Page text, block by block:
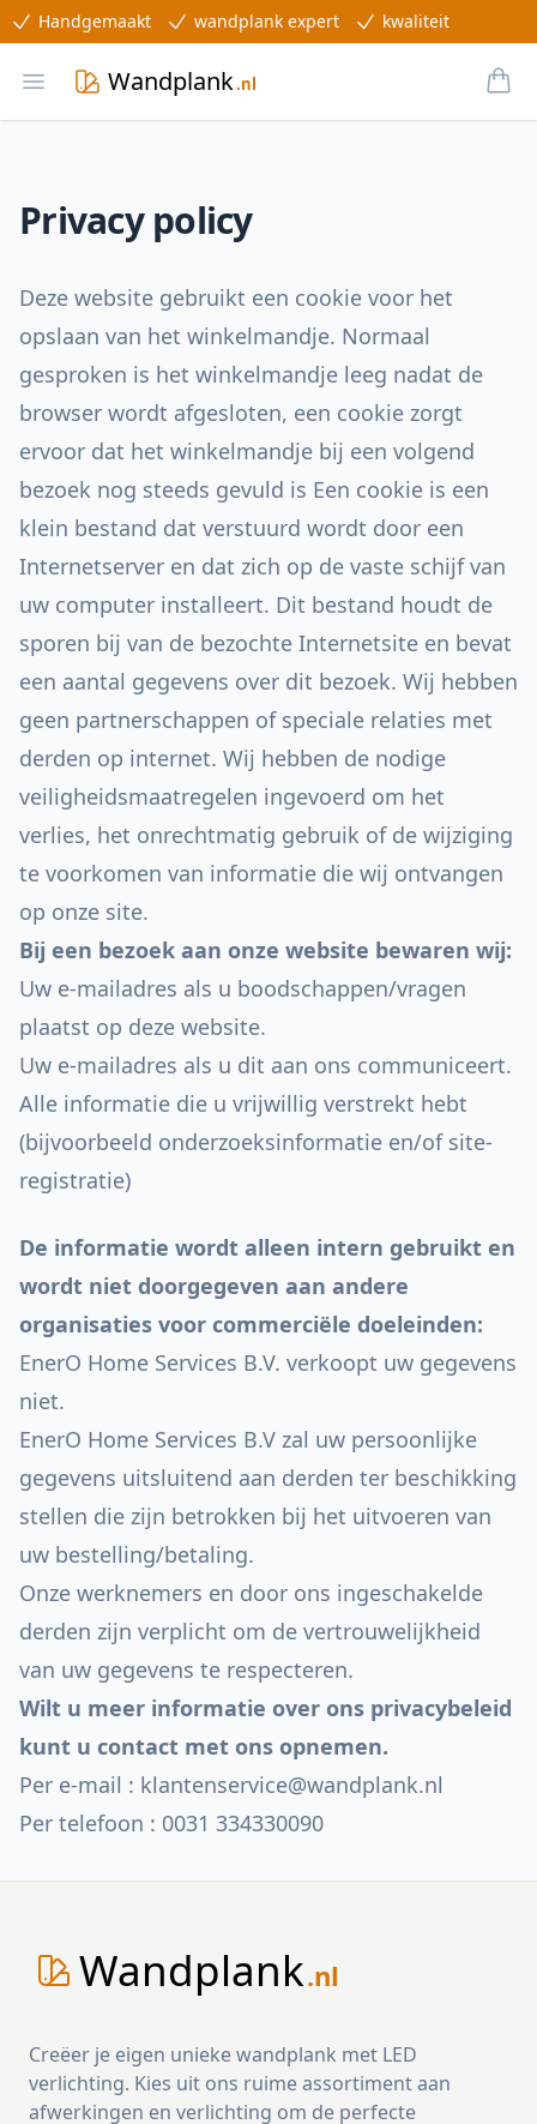
Handgemaakt wandplank expert kwaliteit
Open main menu
Wandplank.nl
Privacy policy
Deze website gebruikt een cookie voor het
opslaan van het winkelmandje. Normaal
gesproken is het winkelmandje leeg nadat de
browser wordt afgesloten, een cookie zorgt
ervoor dat het winkelmandje bij een volgend
bezoek nog steeds gevuld is Een cookie is een
klein bestand dat verstuurd wordt door een
Internetserver en dat zich op de vaste schijf van
uw computer installeert. Dit bestand houdt de
sporen bij van de bezochte Internetsite en bevat
een aantal gegevens over dit bezoek. Wij hebben
geen partnerschappen of speciale relaties met
derden op internet. Wij hebben de nodige
veiligheidsmaatregelen ingevoerd om het
verlies, het onrechtmatig gebruik of de wijziging
te voorkomen van informatie die wij ontvangen
op onze site.
Bij een bezoek aan onze website bewaren wij:
Uw e-mailadres als u boodschappen/vragen
plaatst op deze website.
Uw e-mailadres als u dit aan ons communiceert.
Alle informatie die u vrijwillig verstrekt hebt
(bijvoorbeeld onderzoeksinformatie en/of site-
registratie)
De informatie wordt alleen intern gebruikt en
wordt niet doorgegeven aan andere
organisaties voor commerciële doeleinden:
EnerO Home Services B.V. verkoopt uw gegevens
niet.
EnerO Home Services B.V zal uw persoonlijke
gegevens uitsluitend aan derden ter beschikking
stellen die zijn betrokken bij het uitvoeren van
uw bestelling/betaling.
Onze werknemers en door ons ingeschakelde
derden zijn verplicht om de vertrouwelijkheid
van uw gegevens te respecteren.
Wilt u meer informatie over ons privacybeleid
kunt u contact met ons opnemen.
Per e-mail : klantenservice@wandplank.nl
Per telefoon : 0031 334330090
Wandplank.nl
Creëer je eigen unieke wandplank met LED
verlichting. Kies uit ons ruime assortiment aan
afwerkingen en verlichting om de perfecte